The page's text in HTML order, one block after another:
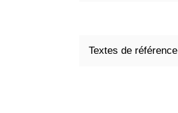
Textes de référence